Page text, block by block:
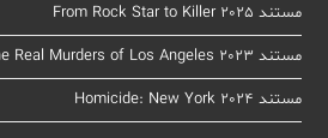
مستند From Rock Star to Killer 2025
مستند The Real Murders of Los Angeles 2023
مستند Homicide: New York 2024